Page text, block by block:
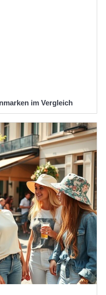
im Vergleich